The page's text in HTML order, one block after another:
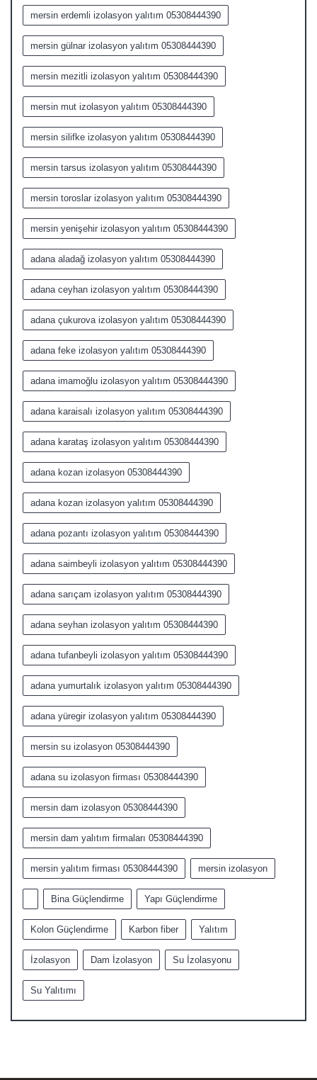
mersin erdemli izolasyon yalıtım 05308444390
mersin gülnar izolasyon yalıtım 05308444390
mersin mezitli izolasyon yalıtım 05308444390
mersin mut izolasyon yalıtım 05308444390
mersin silifke izolasyon yalıtım 05308444390
mersin tarsus izolasyon yalıtım 05308444390
mersin toroslar izolasyon yalıtım 05308444390
mersin yenişehir izolasyon yalıtım 05308444390
adana aladağ izolasyon yalıtım 05308444390
adana ceyhan izolasyon yalıtım 05308444390
adana çukurova izolasyon yalıtım 05308444390
adana feke izolasyon yalıtım 05308444390
adana imamoğlu izolasyon yalıtım 05308444390
adana karaisalı izolasyon yalıtım 05308444390
adana karataş izolasyon yalıtım 05308444390
adana kozan izolasyon 05308444390
adana kozan izolasyon yalıtım 05308444390
adana pozantı izolasyon yalıtım 05308444390
adana saimbeyli izolasyon yalıtım 05308444390
adana sarıçam izolasyon yalıtım 05308444390
adana seyhan izolasyon yalıtım 05308444390
adana tufanbeyli izolasyon yalıtım 05308444390
adana yumurtalık izolasyon yalıtım 05308444390
adana yüregir izolasyon yalıtım 05308444390
mersin su izolasyon 05308444390
adana su izolasyon firması 05308444390
mersin dam izolasyon 05308444390
mersin dam yalıtım firmaları 05308444390
mersin yalıtım firması 05308444390 mersin izolasyon
Bina Güçlendirme Yapı Güçlendirme
Kolon Güçlendirme Karbon fiber Yalıtım
İzolasyon Dam İzolasyon Su İzolasyonu
Su Yalıtımı